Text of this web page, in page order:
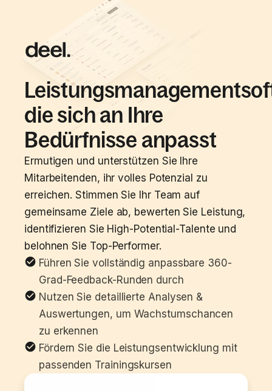
die sich an Ihre
Bedürfnisse anpasst
Ermutigen und unterstützen Sie Ihre
Mitarbeitenden, ihr volles Potenzial zu
erreichen. Stimmen Sie Ihr Team auf
gemeinsame Ziele ab, bewerten Sie Leistung,
identifizieren Sie High-Potential-Talente und
belohnen Sie Top-Performer.
Führen Sie vollständig anpassbare 360-
Grad-Feedback-Runden durch
Nutzen Sie detaillierte Analysen &
Auswertungen, um Wachstumschancen
zu erkennen
Fördern Sie die Leistungsentwicklung mit
passenden Trainingskursen